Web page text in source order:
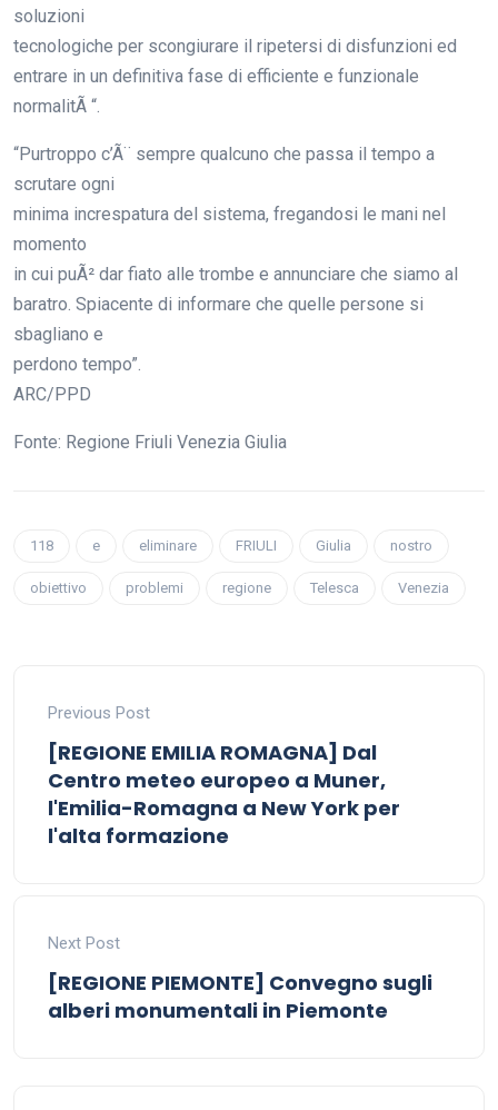
soluzioni
tecnologiche per scongiurare il ripetersi di disfunzioni ed
entrare in un definitiva fase di efficiente e funzionale
normalitÃ “.
“Purtroppo c’Ã¨ sempre qualcuno che passa il tempo a
scrutare ogni
minima increspatura del sistema, fregandosi le mani nel
momento
in cui puÃ² dar fiato alle trombe e annunciare che siamo al
baratro. Spiacente di informare che quelle persone si
sbagliano e
perdono tempo”.
ARC/PPD
Fonte: Regione Friuli Venezia Giulia
118 e eliminare FRIULI Giulia nostro
obiettivo problemi regione Telesca Venezia
Previous Post
[REGIONE EMILIA ROMAGNA] Dal
Centro meteo europeo a Muner,
l'Emilia-Romagna a New York per
l'alta formazione
Next Post
[REGIONE PIEMONTE] Convegno sugli
alberi monumentali in Piemonte